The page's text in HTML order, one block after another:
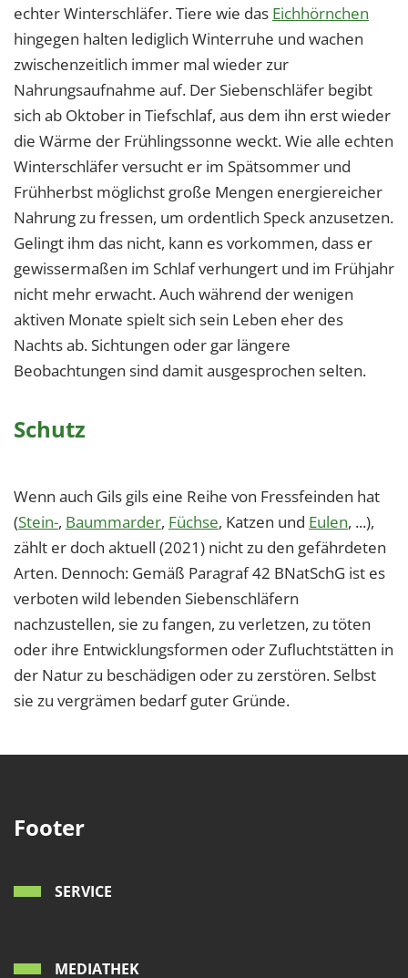
echter Winterschläfer. Tiere wie das Eichhörnchen
hingegen halten lediglich Winterruhe und wachen
zwischenzeitlich immer mal wieder zur
Nahrungsaufnahme auf. Der Siebenschläfer begibt
sich ab Oktober in Tiefschlaf, aus dem ihn erst wieder
die Wärme der Frühlingssonne weckt. Wie alle echten
Winterschläfer versucht er im Spätsommer und
Frühherbst möglichst große Mengen energiereicher
Nahrung zu fressen, um ordentlich Speck anzusetzen.
Gelingt ihm das nicht, kann es vorkommen, dass er
gewissermaßen im Schlaf verhungert und im Frühjahr
nicht mehr erwacht. Auch während der wenigen
aktiven Monate spielt sich sein Leben eher des
Nachts ab. Sichtungen oder gar längere
Beobachtungen sind damit ausgesprochen selten.
Schutz
Wenn auch Gils gils eine Reihe von Fressfeinden hat
(Stein-, Baummarder, Füchse, Katzen und Eulen, ...),
zählt er doch aktuell (2021) nicht zu den gefährdeten
Arten. Dennoch: Gemäß Paragraf 42 BNatSchG ist es
verboten wild lebenden Siebenschläfern
nachzustellen, sie zu fangen, zu verletzen, zu töten
oder ihre Entwicklungsformen oder Zufluchtstätten in
der Natur zu beschädigen oder zu zerstören. Selbst
sie zu vergrämen bedarf guter Gründe.
Footer
SERVICE
MEDIATHEK